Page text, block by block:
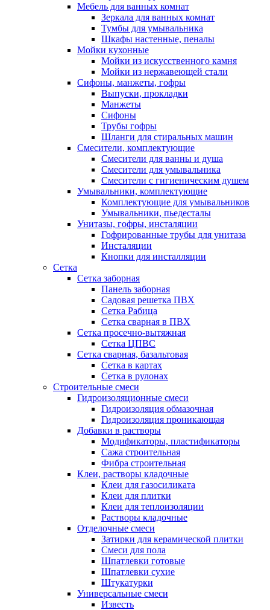
Мебель для ванных комнат
Зеркала для ванных комнат
Тумбы для умывальника
Шкафы настенные, пеналы
Мойки кухонные
Мойки из искусственного камня
Мойки из нержавеющей стали
Сифоны, манжеты, гофры
Выпуски, прокладки
Манжеты
Сифоны
Трубы гофры
Шланги для стиральных машин
Смесители, комплектующие
Смесители для ванны и душа
Смесители для умывальника
Смесители с гигиеническим душем
Умывальники, комплектующие
Комплектующие для умывальников
Умывальники, пьедесталы
Унитазы, гофры, инсталяции
Гофрированные трубы для унитаза
Инсталяции
Кнопки для инсталляции
Сетка
Сетка заборная
Панель заборная
Садовая решетка ПВХ
Сетка Рабица
Сетка сварная в ПВХ
Сетка просечно-вытяжная
Сетка ЦПВС
Сетка сварная, базальтовая
Сетка в картах
Сетка в рулонах
Строительные смеси
Гидроизоляционные смеси
Гидроизоляция обмазочная
Гидроизоляция проникающая
Добавки в растворы
Модификаторы, пластификаторы
Сажа строительная
Фибра строительная
Клеи, растворы кладочные
Клеи для газосиликата
Клеи для плитки
Клеи для теплоизоляции
Растворы кладочные
Отделочные смеси
Затирки для керамической плитки
Смеси для пола
Шпатлевки готовые
Шпатлевки сухие
Штукатурки
Универсальные смеси
Известь